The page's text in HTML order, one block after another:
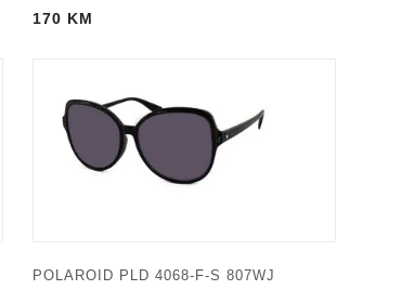
170 KM
POLAROID PLD 4068-F-S 807WJ